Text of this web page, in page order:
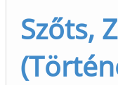
Szőts,